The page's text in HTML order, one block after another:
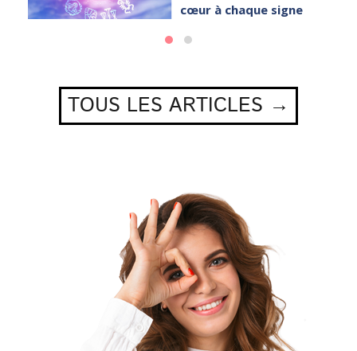
cœur à chaque signe
TOUS LES ARTICLES →